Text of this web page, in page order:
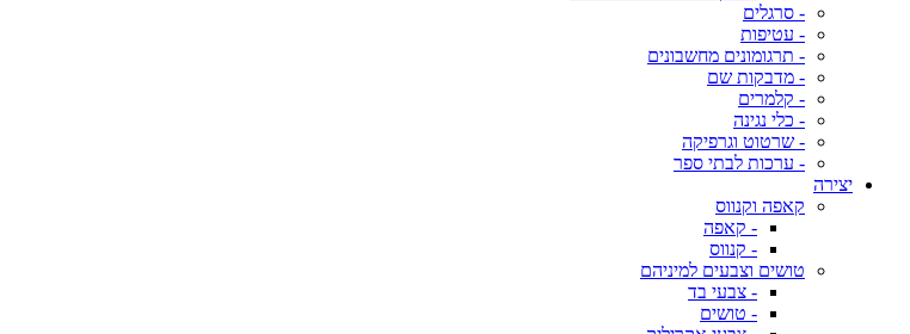
- סרגלים
- עטיפות
- תרגומונים מחשבונים
- מדבקות שם
- קלמרים
- כלי נגינה
- שרטוט וגרפיקה
- ערכות לבתי ספר
יצירה
קאפה וקנווס
- קאפה
- קנווס
טושים וצבעים למיניהם
- צבעי בד
- טושים